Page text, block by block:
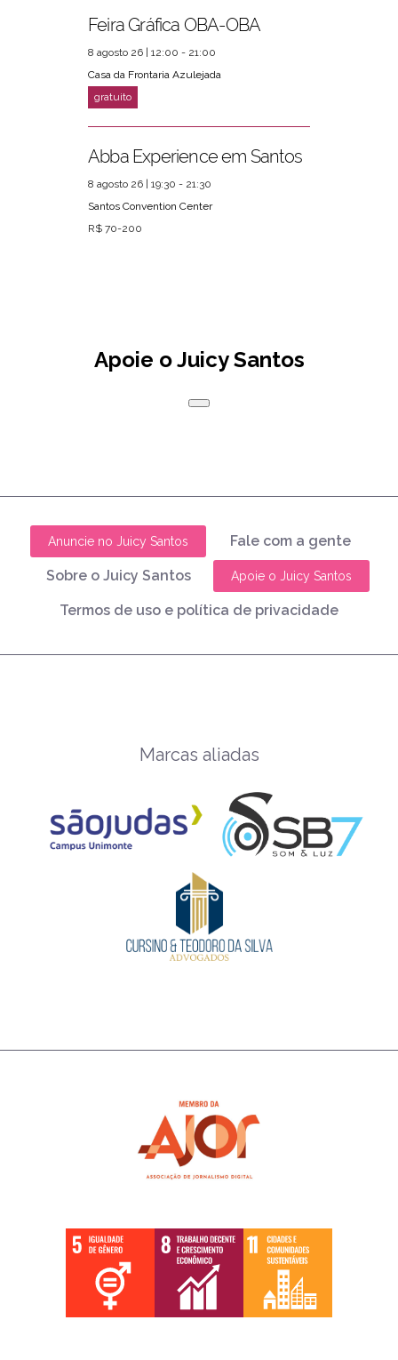
Feira Gráfica OBA-OBA
8 agosto 26 | 12:00 - 21:00
Casa da Frontaria Azulejada
Abba Experience em Santos
8 agosto 26 | 19:30 - 21:30
Santos Convention Center
R$ 70-200
Apoie o Juicy Santos
Anuncie no Juicy Santos Fale com a gente
Sobre o Juicy Santos Apoie o Juicy Santos
Termos de uso e política de privacidade
Marcas aliadas